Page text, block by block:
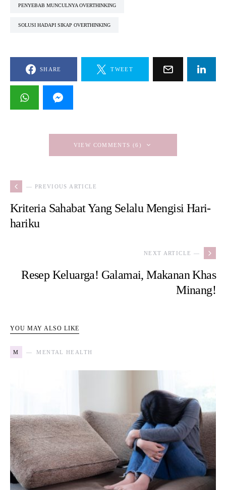
PENYEBAB MUNCULNYA OVERTHINKING
SOLUSI HADAPI SIKAP OVERTHINKING
SHARE TWEET
VIEW COMMENTS (6)
— PREVIOUS ARTICLE
Kriteria Sahabat Yang Selalu Mengisi Hari-
hariku
NEXT ARTICLE —
Resep Keluarga! Galamai, Makanan Khas
Minang!
YOU MAY ALSO LIKE
M MENTAL HEALTH